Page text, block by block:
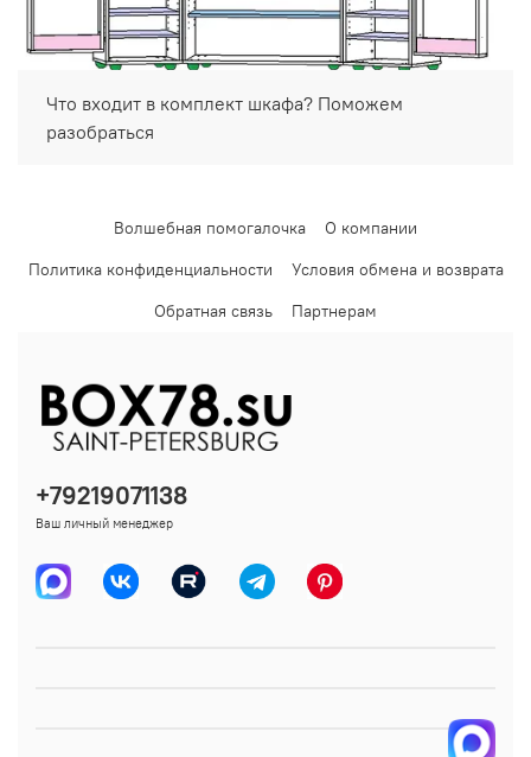
Что входит в комплект шкафа? Поможем
разобраться
Волшебная помогалочка
О компании
Политика конфиденциальности
Условия обмена и возврата
Обратная связь
Партнерам
+79219071138
Ваш личный менеджер